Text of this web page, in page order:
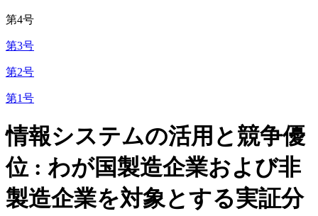
第4号
第3号
第2号
第1号
情報システムの活用と競争優
位 : わが国製造企業および非
製造企業を対象とする実証分